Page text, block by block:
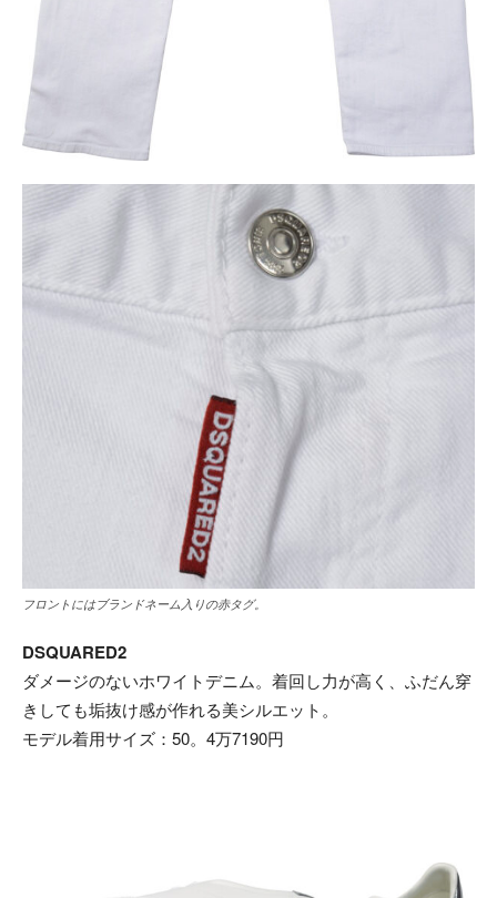
フロントにはブランドネーム入りの赤タグ。
DSQUARED2
ダメージのないホワイトデニム。着回し力が高く、ふだん穿
きしても垢抜け感が作れる美シルエット。
モデル着用サイズ：50。4万7190円